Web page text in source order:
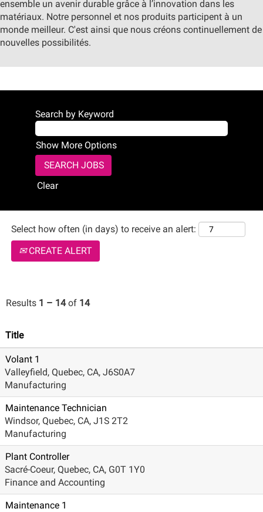
ensemble un avenir durable grâce à l’innovation dans les
matériaux. Notre personnel et nos produits participent à un
monde meilleur. C'est ainsi que nous créons continuellement de
nouvelles possibilités.
Search by Keyword
Show More Options
Clear
Select how often (in days) to receive an alert:
CREATE ALERT
Results 1 – 14of 14
Title
Volant 1
Valleyfield, Quebec, CA, J6S0A7
Manufacturing
Maintenance Technician
Windsor, Quebec, CA, J1S 2T2
Manufacturing
Plant Controller
Sacré-Coeur, Quebec, CA, G0T 1Y0
Finance and Accounting
Maintenance 1